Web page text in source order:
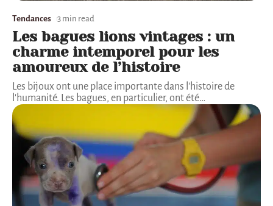
Tendances 3 min read
Les bagues lions vintages : un
charme intemporel pour les
amoureux de l’histoire
Les bijoux ont une place importante dans l'histoire de
l'humanité. Les bagues, en particulier, ont été…